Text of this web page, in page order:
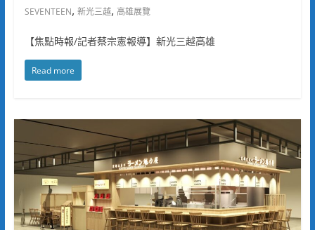
SEVENTEEN, 新光三越, 高雄展覽
【焦點時報/記者蔡宗憲報導】新光三越高雄
Read more